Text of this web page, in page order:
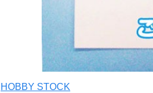
HOBBY STOCK